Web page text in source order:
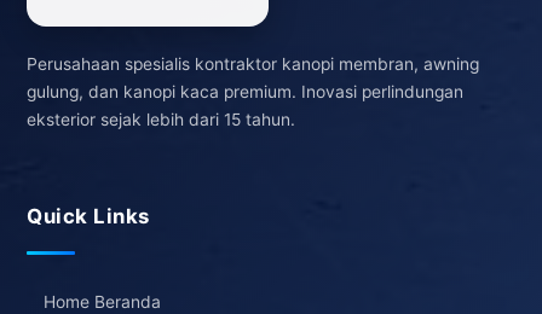
Perusahaan spesialis kontraktor kanopi membran, awning
gulung, dan kanopi kaca premium. Inovasi perlindungan
eksterior sejak lebih dari 15 tahun.
Quick Links
Home Beranda